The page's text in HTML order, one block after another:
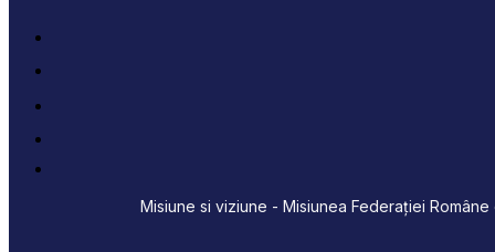
Misiune si viziune - Misiunea Federației